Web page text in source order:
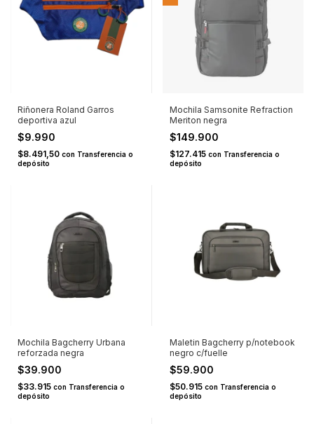
Riñonera Roland Garros
deportiva azul
$9.990
$8.491,50 con Transferencia o
depósito
Mochila Samsonite Refraction
Meriton negra
$149.900
$127.415 con Transferencia o
depósito
Mochila Bagcherry Urbana
reforzada negra
$39.900
$33.915 con Transferencia o
depósito
Maletin Bagcherry p/notebook
negro c/fuelle
$59.900
$50.915 con Transferencia o
depósito